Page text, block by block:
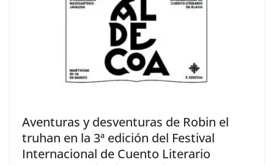
Aventuras y desventuras de Robin el
truhan en la 3ª edición del Festival
Internacional de Cuento Literario